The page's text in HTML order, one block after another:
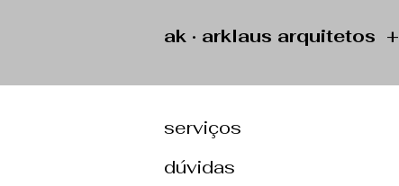
ak · arklaus arquitetos +
serviços
dúvidas